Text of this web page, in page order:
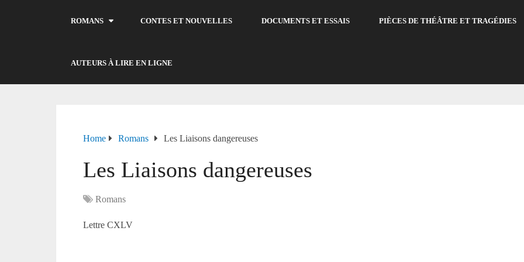
ROMANS CONTES ET NOUVELLES DOCUMENTS ET ESSAIS PIÈCES DE THÉÂTRE ET TRAGÉDIES
AUTEURS À LIRE EN LIGNE
Home Romans Les Liaisons dangereuses
Les Liaisons dangereuses
Romans
Lettre CXLV